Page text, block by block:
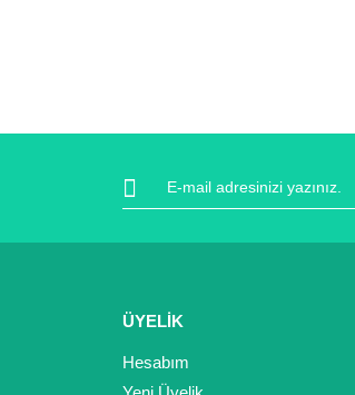
ÜYELİK
Hesabım